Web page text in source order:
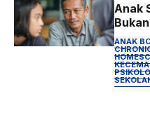
Anak
ANAK